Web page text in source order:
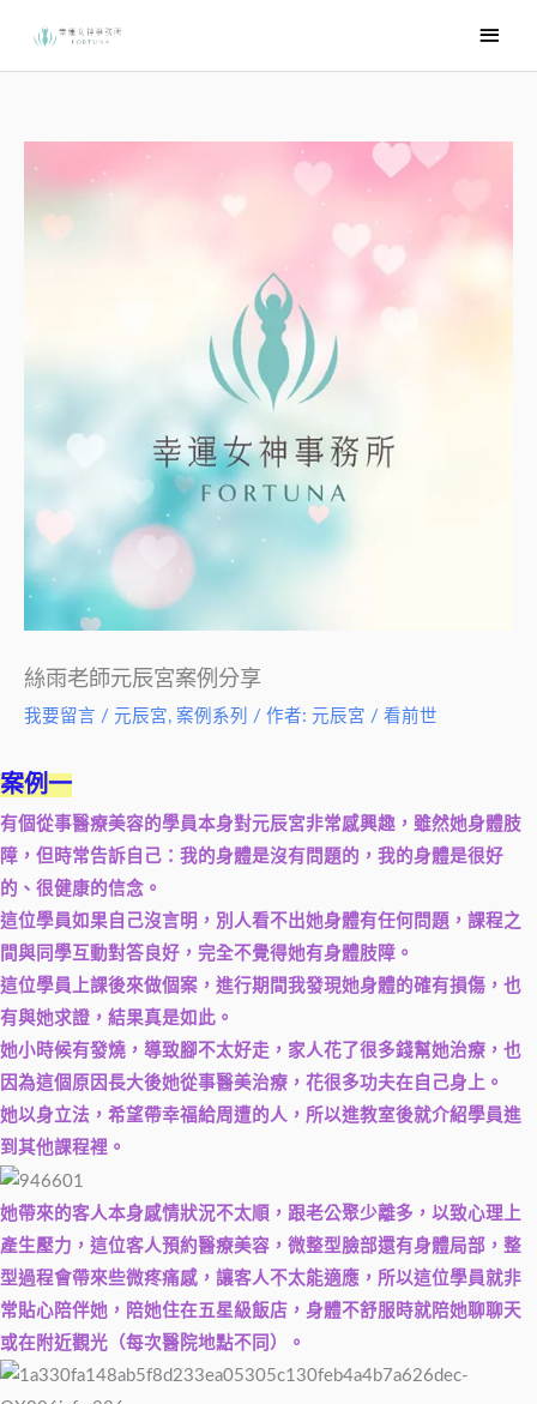
要
絲雨老師元辰宮案例分享
我要留言 / 元辰宮, 案例系列 / 作者: 元辰宮 / 看前世
案例一
有個從事醫療美容的學員本身對元辰宮非常感興趣，雖然她身體肢
障，但時常告訴自己：我的身體是沒有問題的，我的身體是很好
的、很健康的信念。
這位學員如果自己沒言明，別人看不出她身體有任何問題，課程之
間與同學互動對答良好，完全不覺得她有身體肢障。
這位學員上課後來做個案，進行期間我發現她身體的確有損傷，也
有與她求證，結果真是如此。
她小時候有發燒，導致腳不太好走，家人花了很多錢幫她治療，也
因為這個原因長大後她從事醫美治療，花很多功夫在自己身上。
她以身立法，希望帶幸福給周遭的人，所以進教室後就介紹學員進
到其他課程裡。
她帶來的客人本身感情狀況不太順，跟老公聚少離多，以致心理上
產生壓力，這位客人預約醫療美容，微整型臉部還有身體局部，整
型過程會帶來些微疼痛感，讓客人不太能適應，所以這位學員就非
常貼心陪伴她，陪她住在五星級飯店，身體不舒服時就陪她聊聊天
或在附近觀光（每次醫院地點不同）。